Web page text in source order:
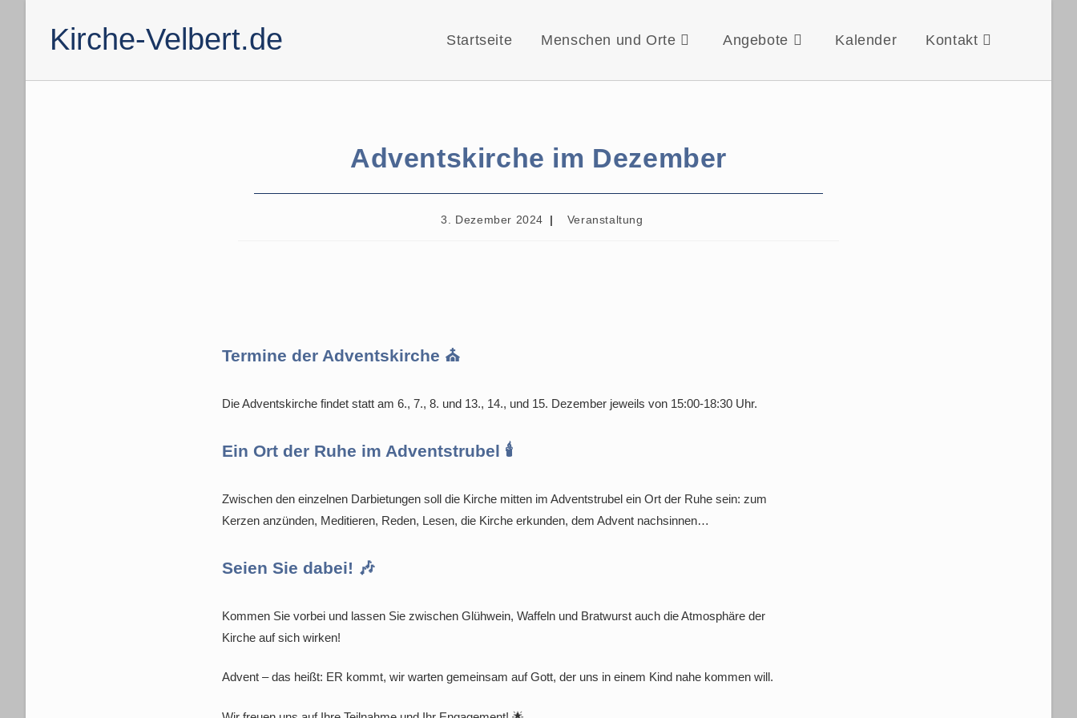
Kirche-Velbert.de Startseite Menschen und Orte Angebote Kalender Kontakt
Adventskirche im Dezember
3. Dezember 2024 Veranstaltung
Termine der Adventskirche ⛪️
Die Adventskirche findet statt am 6., 7., 8. und 13., 14., und 15. Dezember jeweils von 15:00-18:30 Uhr.
Ein Ort der Ruhe im Adventstrubel 🕯️
Zwischen den einzelnen Darbietungen soll die Kirche mitten im Adventstrubel ein Ort der Ruhe sein: zum
Kerzen anzünden, Meditieren, Reden, Lesen, die Kirche erkunden, dem Advent nachsinnen…
Seien Sie dabei! 🎶
Kommen Sie vorbei und lassen Sie zwischen Glühwein, Waffeln und Bratwurst auch die Atmosphäre der
Kirche auf sich wirken!
Advent – das heißt: ER kommt, wir warten gemeinsam auf Gott, der uns in einem Kind nahe kommen will.